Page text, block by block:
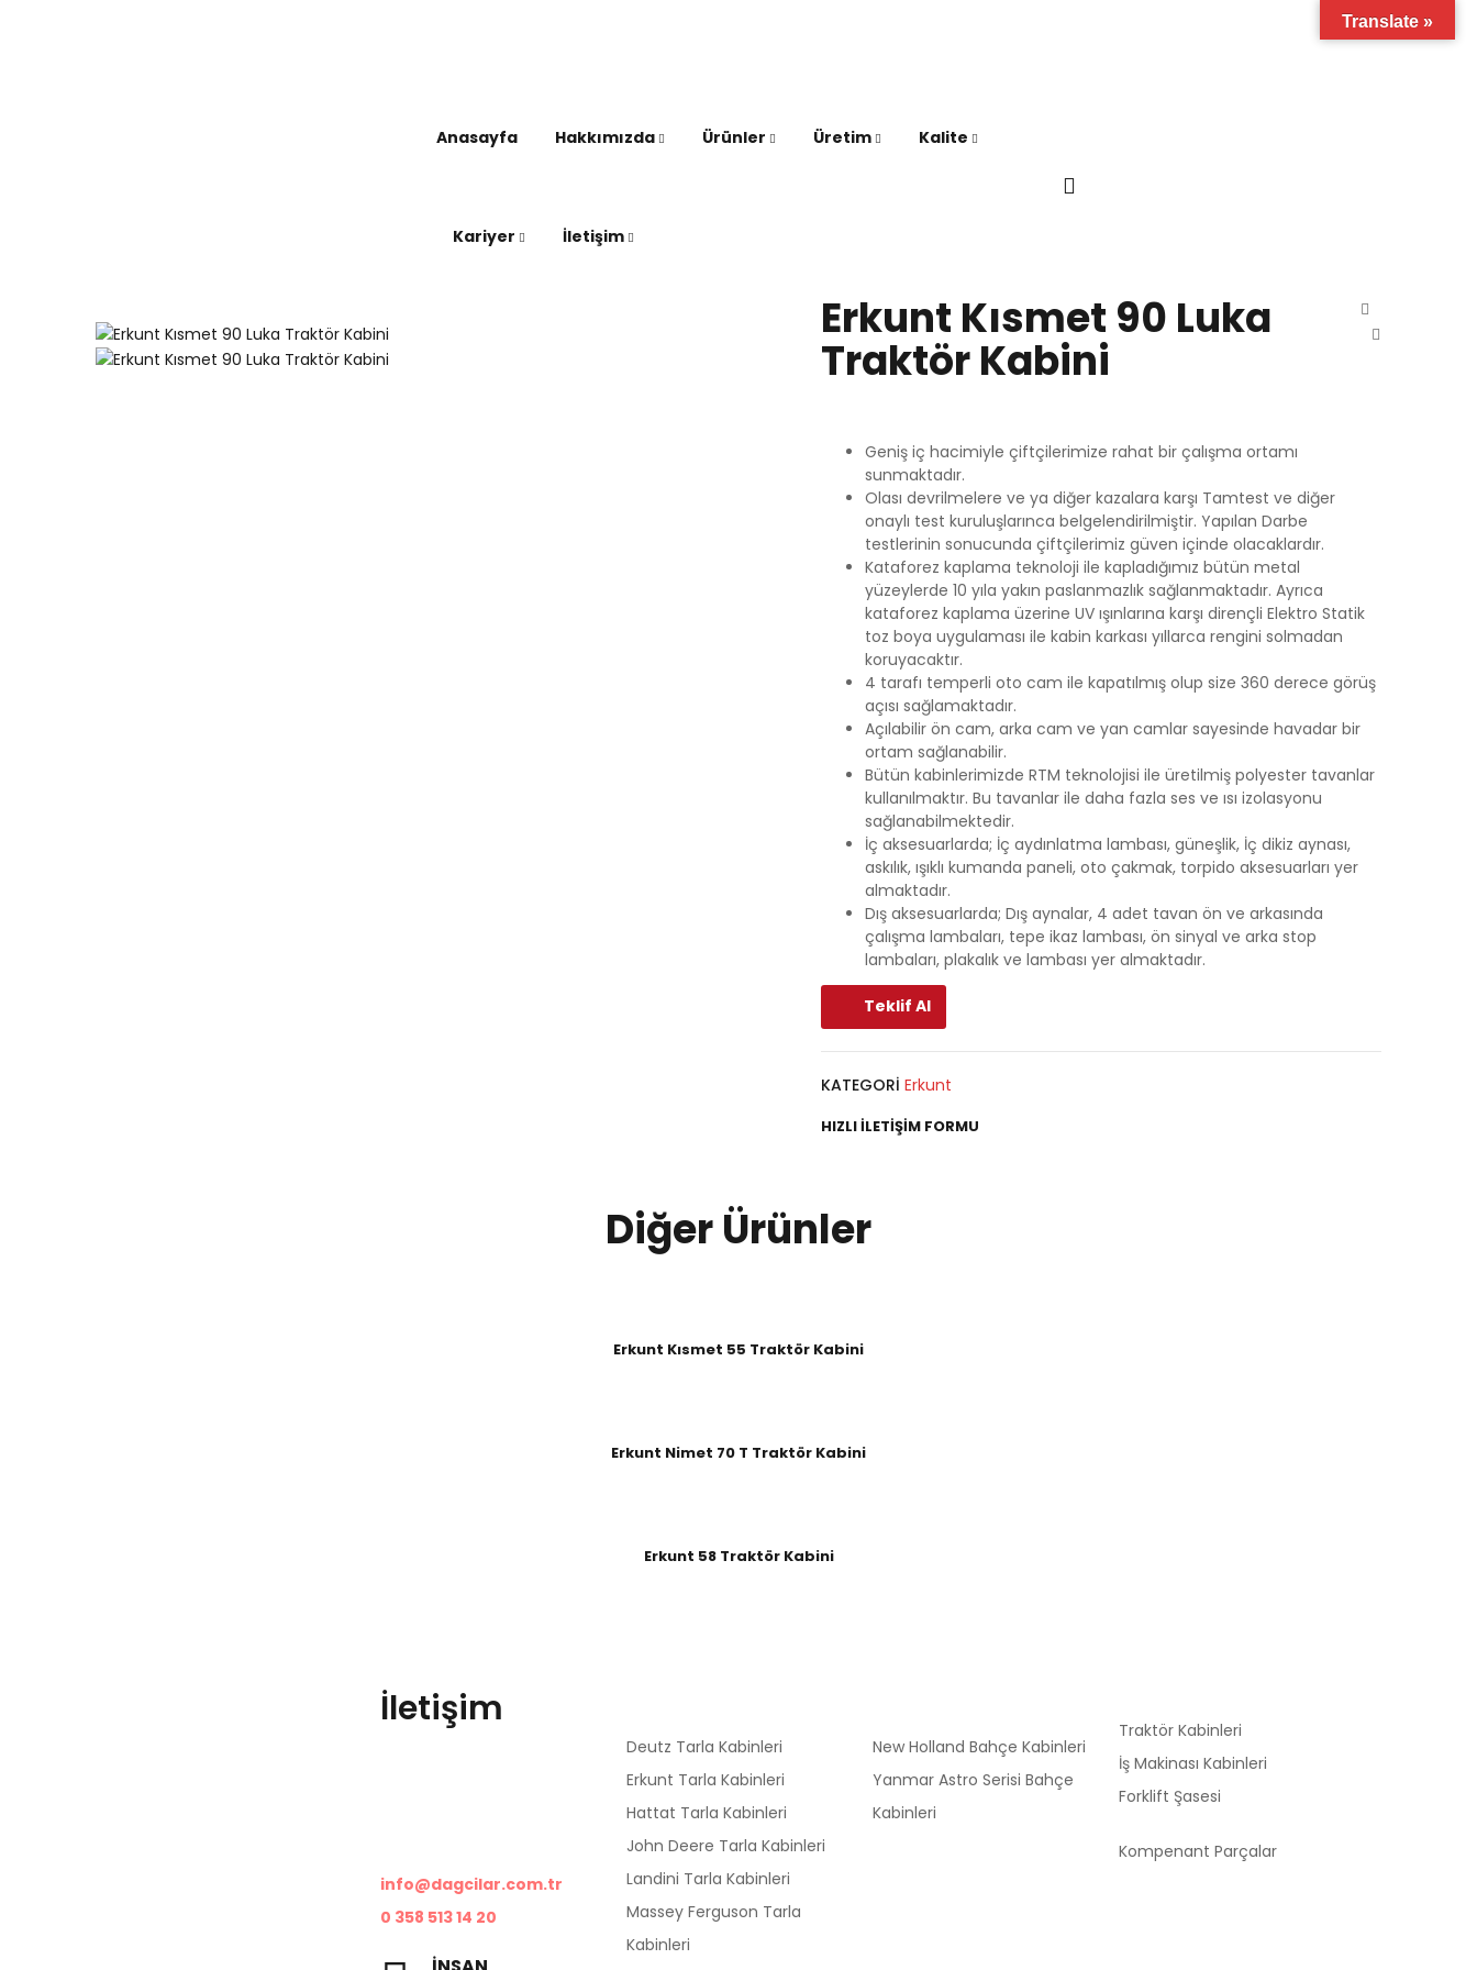
Anasayfa Hakkımızda Ürünler Üretim Kalite
Kariyer İletişim
Erkunt Kısmet 90 Luka
Traktör Kabini
Geniş iç hacimiyle çiftçilerimize rahat bir çalışma ortamı
sunmaktadır.
Olası devrilmelere ve ya diğer kazalara karşı Tamtest ve diğer
onaylı test kuruluşlarınca belgelendirilmiştir. Yapılan Darbe
testlerinin sonucunda çiftçilerimiz güven içinde olacaklardır.
Kataforez kaplama teknoloji ile kapladığımız bütün metal
yüzeylerde 10 yıla yakın paslanmazlık sağlanmaktadır. Ayrıca
kataforez kaplama üzerine UV ışınlarına karşı dirençli Elektro Statik
toz boya uygulaması ile kabin karkası yıllarca rengini solmadan
koruyacaktır.
4 tarafı temperli oto cam ile kapatılmış olup size 360 derece görüş
açısı sağlamaktadır.
Açılabilir ön cam, arka cam ve yan camlar sayesinde havadar bir
ortam sağlanabilir.
Bütün kabinlerimizde RTM teknolojisi ile üretilmiş polyester tavanlar
kullanılmaktır. Bu tavanlar ile daha fazla ses ve ısı izolasyonu
sağlanabilmektedir.
İç aksesuarlarda; İç aydınlatma lambası, güneşlik, İç dikiz aynası,
askılık, ışıklı kumanda paneli, oto çakmak, torpido aksesuarları yer
almaktadır.
Dış aksesuarlarda; Dış aynalar, 4 adet tavan ön ve arkasında
çalışma lambaları, tepe ikaz lambası, ön sinyal ve arka stop
lambaları, plakalık ve lambası yer almaktadır.
Teklif Al
KATEGORI Erkunt
HIZLI İLETIŞIM FORMU
Diğer Ürünler
Erkunt Kısmet 55 Traktör Kabini
Erkunt Nimet 70 T Traktör Kabini
Erkunt 58 Traktör Kabini
İletişim
info@dagcilar.com.tr
0 358 513 14 20
Deutz Tarla Kabinleri
Erkunt Tarla Kabinleri
Hattat Tarla Kabinleri
John Deere Tarla Kabinleri
Landini Tarla Kabinleri
Massey Ferguson Tarla
Kabinleri
New Holland Bahçe Kabinleri
Yanmar Astro Serisi Bahçe
Kabinleri
Traktör Kabinleri
İş Makinası Kabinleri
Forklift Şasesi
Kompenant Parçalar
Translate »